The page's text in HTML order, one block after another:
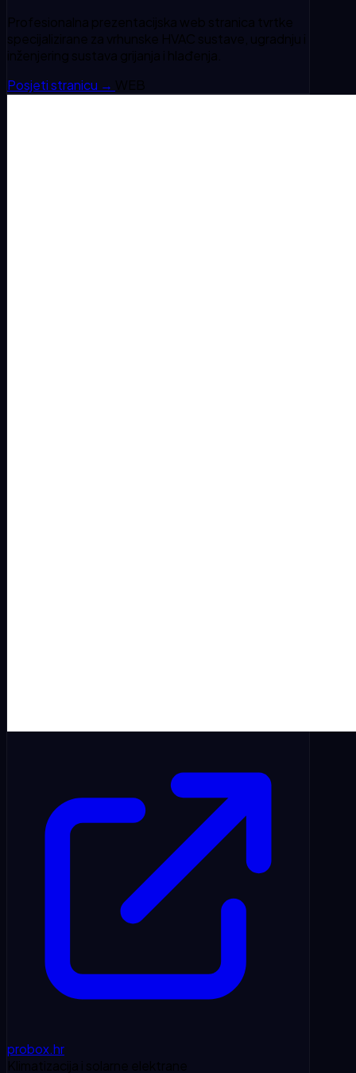
Profesionalna prezentacijska web stranica tvrtke
specijalizirane za vrhunske HVAC sustave, ugradnju i
inženjering sustava grijanja i hlađenja.
Posjeti stranicu → WEB
probox.hr
Klimatizacija i solarne elektrane